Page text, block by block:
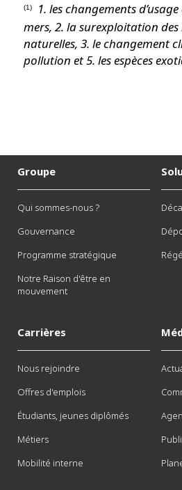
(1)
1. les changements
mers, 2. la surexploitation des
naturelles, 3. le changement
pollution et 5. les espèces
Groupe
Qui sommes-nous ?
Gouvernance
Programme stratégique
Notre Raison d'être en
mouvement
Carrières
Nous rejoindre
Offres d'emplois
Étudiants, jeunes diplômés
Métiers
Mobilité interne